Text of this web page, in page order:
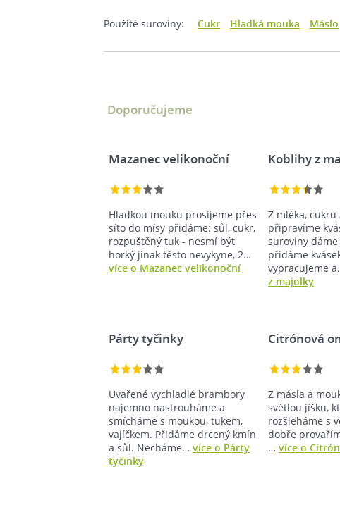
Použité suroviny: Cukr Hladká mouka Máslo
Doporučujeme
Mazanec velikonoční
Hladkou mouku prosijeme přes
síto do mísy přidáme: sůl, cukr,
rozpuštěný tuk - nesmí být
horký jinak těsto nevykyne, 2…
více o Mazanec velikonoční
Koblihy z
Z mléka,
připravíme
suroviny
přidáme
vypracujeme
z majolky
Párty tyčinky
Uvařené vychladlé brambory
najemno nastrouháme a
smícháme s moukou, tukem,
vajíčkem. Přidáme drcený kmín
a sůl. Necháme… více o Párty
tyčinky
Citrónová
Z másla a
světlou jíšku,
rozšleháme s
dobře
…více o